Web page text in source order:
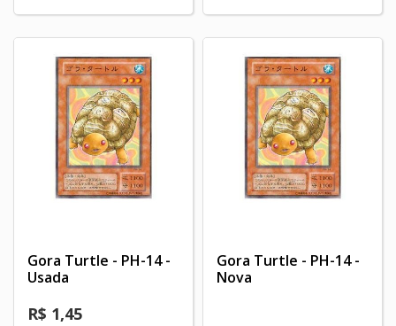
Gora Turtle - PH-14 -
Usada
R$ 1,45
Gora Turtle - PH-14 -
Nova